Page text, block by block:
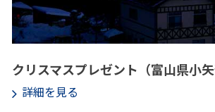
クリスマスプレゼント（富山県小矢
詳細を見る